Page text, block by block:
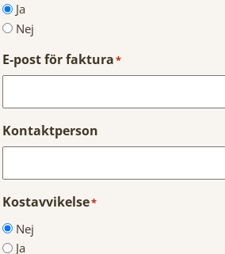
Ja
Nej
E-post för faktura*
Kontaktperson
Kostavvikelse*
Nej
Ja